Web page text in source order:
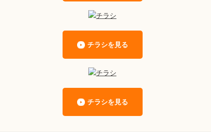
チラシを見る
チラシを見る